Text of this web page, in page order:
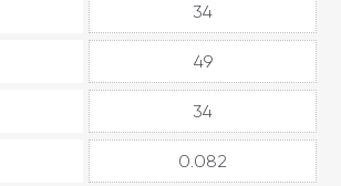
34
49
34
0.082